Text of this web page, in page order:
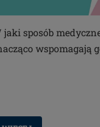
jaki sposób
wspomagają